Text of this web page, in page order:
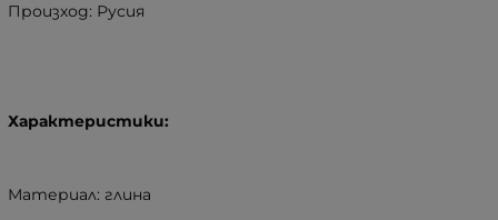
Произход: Русия
Характеристики:
Материал: глина